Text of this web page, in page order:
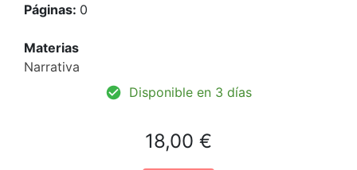
Páginas: 0
Materias
Narrativa
Disponible en 3 días
18,00 €